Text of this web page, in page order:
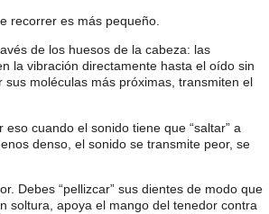
recorrer es más pequeño.
de los huesos de la cabeza: las
la vibración directamente hasta el oído sin
moléculas más próximas, transmiten el
cuando el sonido tiene que “saltar” a
denso, el sonido se transmite peor, se
Debes “pellizcar” sus dientes de modo que
soltura, apoya el mango del tenedor contra